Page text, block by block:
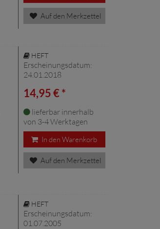
Auf den Merkzettel
HEFT
Erscheinungsdatum:
24.01.2018
14,95 € *
lieferbar innerhalb
von 3-4 Werktagen
In den Warenkorb
Auf den Merkzettel
HEFT
Erscheinungsdatum:
01.07.2005